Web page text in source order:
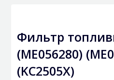
Фильтр
(ME056280)
(KC2505X)